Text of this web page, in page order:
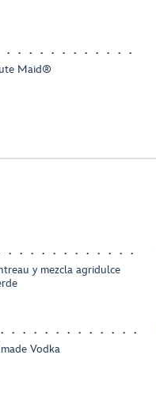
Maid®
y mezcla agridulce
Vodka